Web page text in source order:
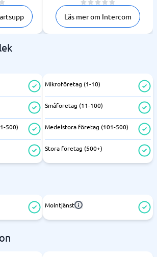
Läs mer om Intercom
500)
Mikroföretag (1-10)
Småföretag (11-100)
Medelstora företag (101-500)
Stora företag (500+)
Molntjänst